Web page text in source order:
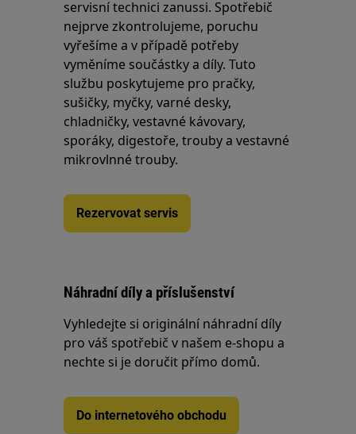
servisní technici zanussi. Spotřebič
nejprve zkontrolujeme, poruchu
vyřešíme a v případě potřeby
vyměníme součástky a díly. Tuto
službu poskytujeme pro pračky,
sušičky, myčky, varné desky,
chladničky, vestavné kávovary,
sporáky, digestoře, trouby a vestavné
mikrovlnné trouby.
Rezervovat servis
Náhradní díly a příslušenství
Vyhledejte si originální náhradní díly
pro váš spotřebič v našem e-shopu a
nechte si je doručit přímo domů.
Do internetového obchodu